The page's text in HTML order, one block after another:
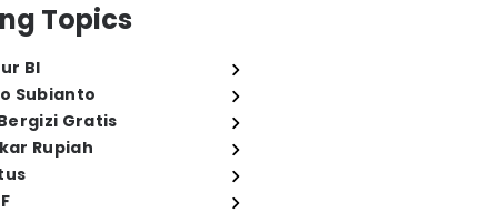
Topics
BI
Subianto
Gratis
Rupiah